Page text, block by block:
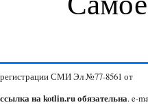
регистрации СМИ Эл №77-8561 от
на kotlin.ru обязательна. e-